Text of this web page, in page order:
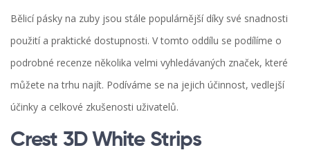
Bělicí pásky na zuby jsou stále populárnější díky své snadnosti
použití a praktické dostupnosti. V tomto oddílu se podílíme o
podrobné recenze několika velmi vyhledávaných značek, které
můžete na trhu najít. Podíváme se na jejich účinnost, vedlejší
účinky a celkové zkušenosti uživatelů.
Crest 3D White Strips